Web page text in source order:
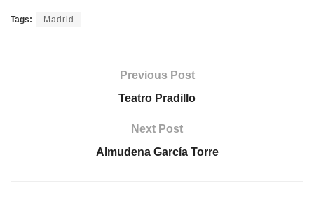
Tags: Madrid
Previous Post
Teatro Pradillo
Next Post
Almudena García Torre